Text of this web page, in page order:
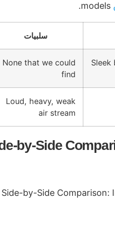
سلبيات
None that we could
find
Loud, heavy, weak
air stream
by-Side